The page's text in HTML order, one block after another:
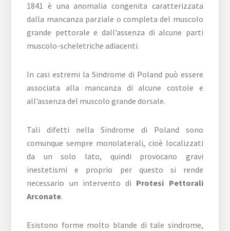
1841 è una anomalia congenita caratterizzata
dalla mancanza parziale o completa del muscolo
grande pettorale e dall’assenza di alcune parti
muscolo-scheletriche adiacenti.
In casi estremi la Sindrome di Poland può essere
associata alla mancanza di alcune costole e
all’assenza del muscolo grande dorsale.
Tali difetti nella Sindrome di Poland sono
comunque sempre monolaterali, cioè localizzati
da un solo lato, quindi provocano gravi
inestetismi e proprio per questo si rende
necessario un intervento di Protesi Pettorali
Arconate.
Esistono forme molto blande di tale sindrome,